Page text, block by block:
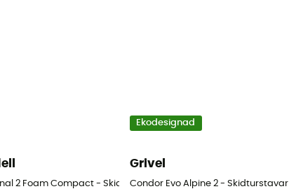
2 Foam Compact - Skidstavar
Ekodesignad
Grivel
Condor Evo Alpine 2 - Skidturstavar